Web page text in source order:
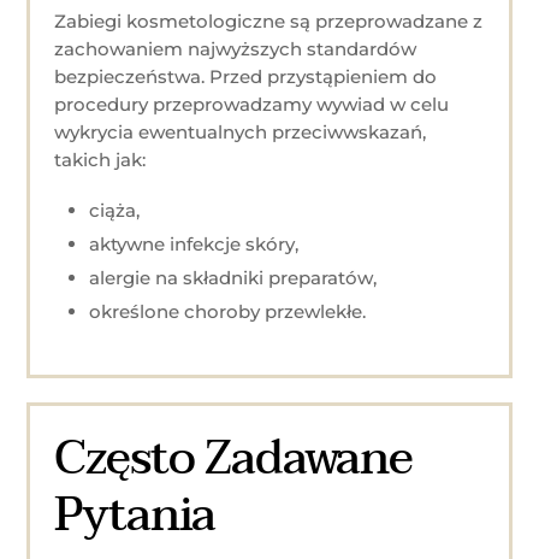
Zabiegi kosmetologiczne są przeprowadzane z
zachowaniem najwyższych standardów
bezpieczeństwa. Przed przystąpieniem do
procedury przeprowadzamy wywiad w celu
wykrycia ewentualnych przeciwwskazań,
takich jak:
ciąża,
aktywne infekcje skóry,
alergie na składniki preparatów,
określone choroby przewlekłe.
Często Zadawane
Pytania